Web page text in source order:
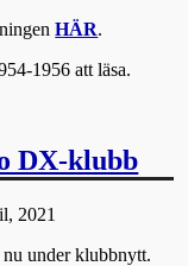
HÄR.
1956 att läsa.
DX-klubb
2021
under klubbnytt.